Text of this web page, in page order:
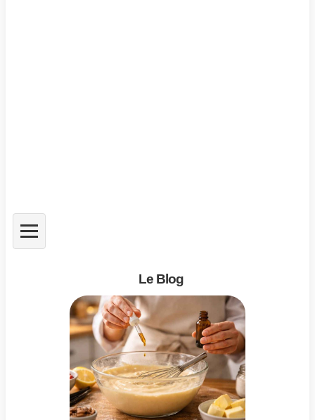
Le Blog